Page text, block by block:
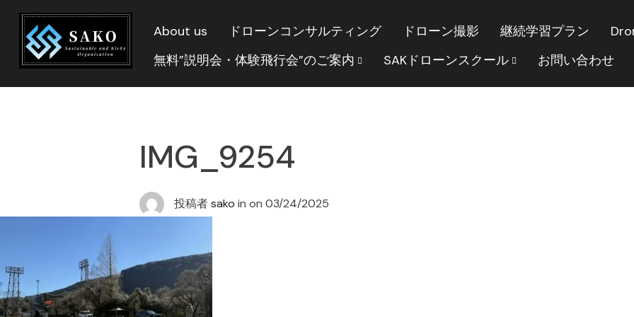
About us ドローンコンサルティング ドローン撮影 継続学習プラン
無料”説明会・体験飛行会”のご案内
SAKドローンスクール お問い合わせ
IMG_9254
投稿者sako in on 03/24/2025